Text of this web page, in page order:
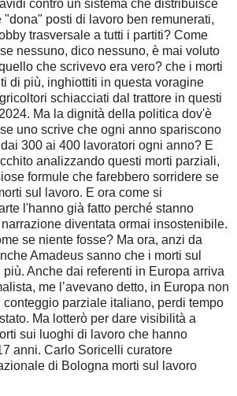
contro un sistema che distribuisce
"dona" posti di lavoro ben remunerati,
trasversale a tutti i partiti? Come
nessuno, dico nessuno, è mai voluto
che scrivevo era vero? che i morti
di più, inghiottiti in questa voragine
schiacciati dal trattore in questi
Ma la dignità della politica dov'è
uno scrive che ogni anno spariscono
300 ai 400 lavoratori ogni anno? E
analizzando questi morti parziali,
formule che farebbero sorridere se
sul lavoro. E ora come si
l'hanno già fatto perché stanno
diventata ormai insostenibile.
se niente fosse? Ma ora, anzi da
Amadeus sanno che i morti sul
più. Anche dai referenti in Europa arriva
me l’avevano detto, in Europa non
conteggio parziale italiano, perdi tempo
Ma lotterò per dare visibilità a
sui luoghi di lavoro che hanno
anni. Carlo Soricelli curatore
di Bologna morti sul lavoro